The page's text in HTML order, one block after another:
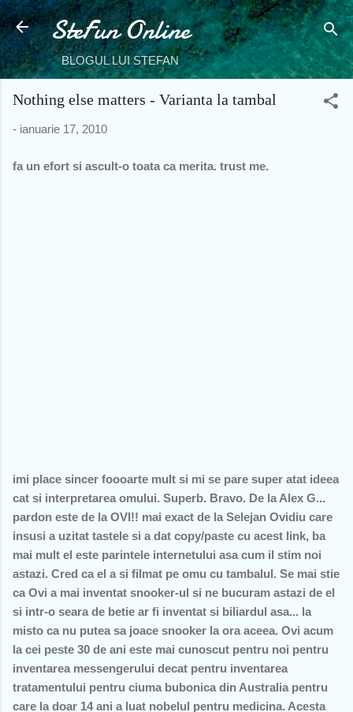
Treceți la conținutul principal
SteFun Online
BLOGUL LUI STEFAN
Nothing else matters - Varianta la tambal
- ianuarie 17, 2010
fa un efort si ascult-o toata ca merita. trust me.
imi place sincer foooarte mult si mi se pare super atat ideea
cat si interpretarea omului. Superb. Bravo. De la Alex G...
pardon este de la OVI!! mai exact de la Selejan Ovidiu care
insusi a uzitat tastele si a dat copy/paste cu acest link, ba
mai mult el este parintele internetului asa cum il stim noi
astazi. Cred ca el a si filmat pe omu cu tambalul. Se mai stie
ca Ovi a mai inventat snooker-ul si ne bucuram astazi de el
si intr-o seara de betie ar fi inventat si biliardul asa... la
misto ca nu putea sa joace snooker la ora aceea. Ovi acum
la cei peste 30 de ani este mai cunoscut pentru noi pentru
inventarea messengerului decat pentru inventarea
tratamentului pentru ciuma bubonica din Australia pentru
care la doar 14 ani a luat nobelul pentru medicina. Acesta